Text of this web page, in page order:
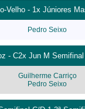
Velho - 1x Júniores
Pedro Seixo
- C2x Jun M
Guilherme Carriço
Pedro Seixo